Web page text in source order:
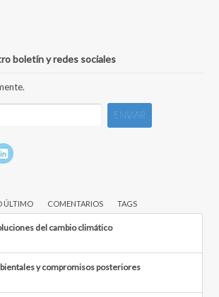
boletín y redes sociales
ÚLTIMO COMENTARIOS TAGS
del cambio climático
y compromisos posteriores